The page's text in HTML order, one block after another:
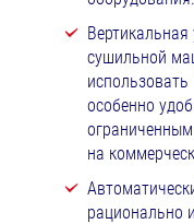
сушильной
особенно
ограниченным
на
рационально